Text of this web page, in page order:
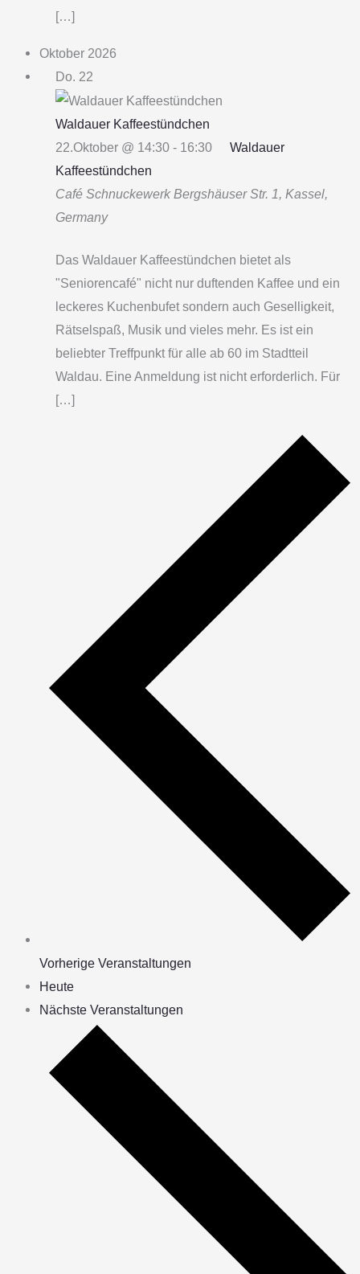
[…]
Oktober 2026
Do. 22
Waldauer Kaffeestündchen
22.Oktober @ 14:30 - 16:30
Waldauer
Kaffeestündchen
Café SchnuckewerkBergshäuser Str. 1, Kassel,
Germany
Das Waldauer Kaffeestündchen bietet als
"Seniorencafé" nicht nur duftenden Kaffee und ein
leckeres Kuchenbufet sondern auch Geselligkeit,
Rätselspaß, Musik und vieles mehr. Es ist ein
beliebter Treffpunkt für alle ab 60 im Stadtteil
Waldau. Eine Anmeldung ist nicht erforderlich. Für
[…]
VorherigeVeranstaltungen
Heute
NächsteVeranstaltungen